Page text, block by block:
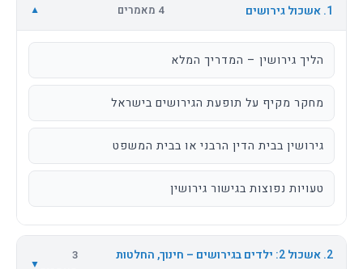
הליך גירושין – המדריך המלא
מחקר מקיף על תופעת הגירושים בישראל
גירושין בבית הדין הרבני או בבית המשפט
טעויות נפוצות בגישור גירושין
2. אשכול 2: ילדים בגירושים – חינוך, החלטות